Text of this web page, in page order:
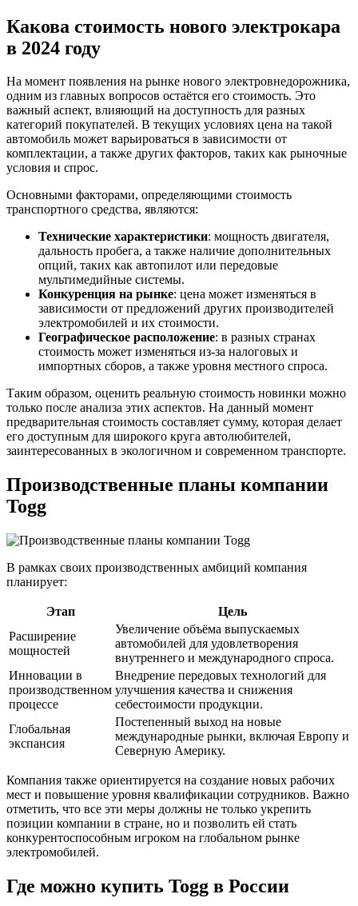
Какова стоимость нового электрокара
в 2024 году
На момент появления на рынке нового электровнедорожника,
одним из главных вопросов остаётся его стоимость. Это
важный аспект, влияющий на доступность для разных
категорий покупателей. В текущих условиях цена на такой
автомобиль может варьироваться в зависимости от
комплектации, а также других факторов, таких как рыночные
условия и спрос.
Основными факторами, определяющими стоимость
транспортного средства, являются:
Технические характеристики: мощность двигателя,
дальность пробега, а также наличие дополнительных
опций, таких как автопилот или передовые
мультимедийные системы.
Конкуренция на рынке: цена может изменяться в
зависимости от предложений других производителей
электромобилей и их стоимости.
Географическое расположение: в разных странах
стоимость может изменяться из-за налоговых и
импортных сборов, а также уровня местного спроса.
Таким образом, оценить реальную стоимость новинки можно
только после анализа этих аспектов. На данный момент
предварительная стоимость составляет сумму, которая делает
его доступным для широкого круга автолюбителей,
заинтересованных в экологичном и современном транспорте.
Производственные планы компании
Togg
В рамках своих производственных амбиций компания
планирует:
Этап
Цель
Расширение
мощностей
Увеличение объёма выпускаемых
автомобилей для удовлетворения
внутреннего и международного спроса.
Инновации в
производственном
процессе
Внедрение передовых технологий для
улучшения качества и снижения
себестоимости продукции.
Глобальная
экспансия
Постепенный выход на новые
международные рынки, включая Европу и
Северную Америку.
Компания также ориентируется на создание новых рабочих
мест и повышение уровня квалификации сотрудников. Важно
отметить, что все эти меры должны не только укрепить
позиции компании в стране, но и позволить ей стать
конкурентоспособным игроком на глобальном рынке
электромобилей.
Где можно купить Togg в России